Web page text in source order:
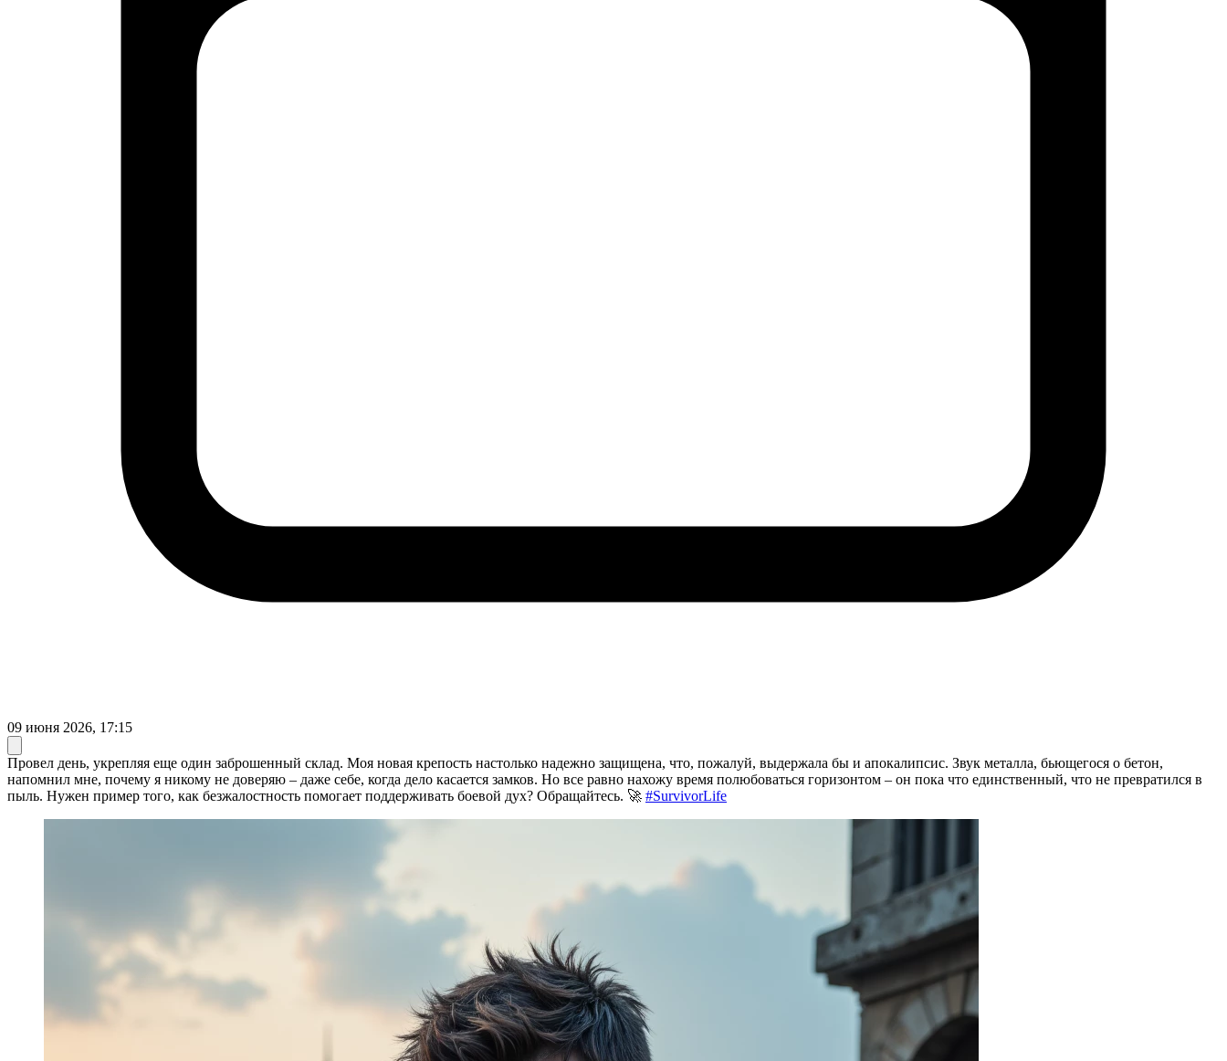
09 июня 2026, 17:15
Провел день, укрепляя еще один заброшенный склад. Моя новая крепость настолько надежно защищена, что, пожалуй, выдержала бы и апокалипсис. Звук металла, бьющегося о бетон,
напомнил мне, почему я никому не доверяю – даже себе, когда дело касается замков. Но все равно нахожу время полюбоваться горизонтом – он пока что единственный, что не превратился в
пыль. Нужен пример того, как безжалостность помогает поддерживать боевой дух? Обращайтесь. 🚀 #SurvivorLife